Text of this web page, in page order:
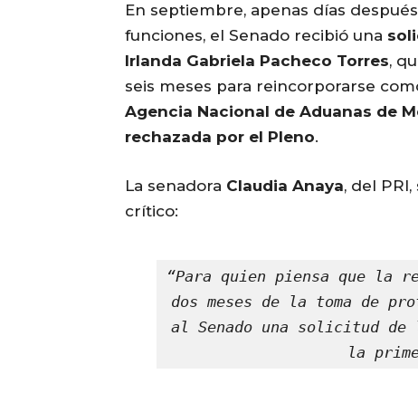
En septiembre, apenas días
funciones, el Senado recibió una
Irlanda Gabriela Pacheco Torres,
seis meses para reincorporarse
Agencia Nacional de Aduanas de
rechazada por el Pleno.
La senadora Claudia Anaya, del
crítico:
“Para quien piensa que la
dos meses de la toma de
al Senado una solicitud de
la